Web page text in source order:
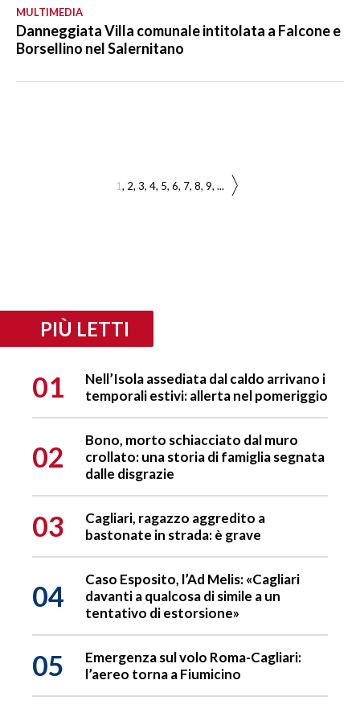
MULTIMEDIA
Danneggiata Villa comunale intitolata a Falcone e
Borsellino nel Salernitano
1 2 3 4 5 6 7 8 9 ...
PIÙ LETTI
01
Nell’Isola assediata dal caldo arrivano i
temporali estivi: allerta nel pomeriggio
02
Bono, morto schiacciato dal muro
crollato: una storia di famiglia segnata
dalle disgrazie
03
Cagliari, ragazzo aggredito a
bastonate in strada: è grave
04
Caso Esposito, l’Ad Melis: «Cagliari
davanti a qualcosa di simile a un
tentativo di estorsione»
05
Emergenza sul volo Roma-Cagliari:
l’aereo torna a Fiumicino